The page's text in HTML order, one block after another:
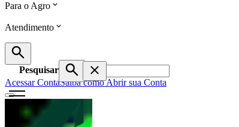
Para o Agro
Atendimento
Pesquisar
Acessar ContaSaiba como Abrir sua Conta